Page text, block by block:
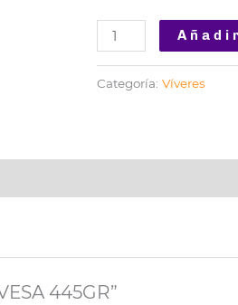
Categoría: Víveres
445GR”